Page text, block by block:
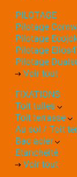
PILOTAGE
Pilotage
Pilotage
Pilotage
Pilotage
Voir tout
FIXATIONS
Toit tuiles
Toit terrasse
Au sol / Toit
Bac acier
Etanchéité
Voir tout